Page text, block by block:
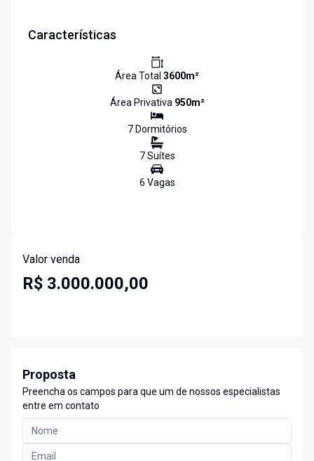
Características
Área Total 3600m²
Área Privativa 950m²
7Dormitórios
7Suítes
6 Vagas
Valor venda
R$ 3.000.000,00
Proposta
Preencha os campos para que um de nossos especialistas
entre em contato